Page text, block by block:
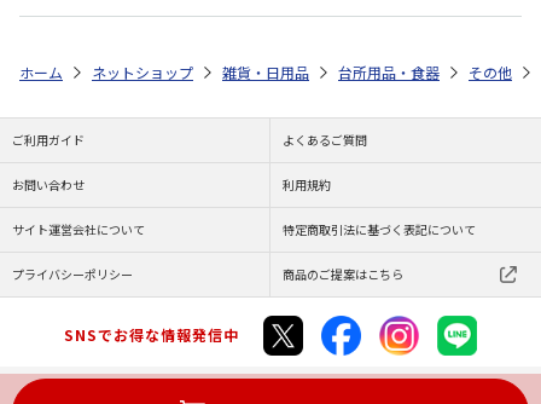
ホーム ネットショップ 雑貨・日用品 台所用品・食器 その他
ご利用ガイド よくあるご質問
お問い合わせ 利用規約
サイト運営会社について 特定商取引法に基づく表記について
プライバシーポリシー 商品のご提案はこちら
SNSでお得な情報発信中